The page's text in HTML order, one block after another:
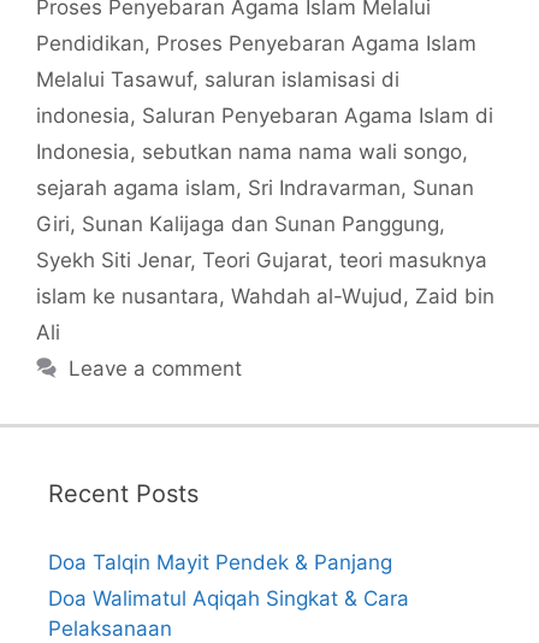
Proses Penyebaran Agama Islam Melalui
Pendidikan, Proses Penyebaran Agama Islam
Melalui Tasawuf, saluran islamisasi di
indonesia, Saluran Penyebaran Agama Islam di
Indonesia, sebutkan nama nama wali songo,
sejarah agama islam, Sri Indravarman, Sunan
Giri, Sunan Kalijaga dan Sunan Panggung,
Syekh Siti Jenar, Teori Gujarat, teori masuknya
islam ke nusantara, Wahdah al-Wujud , Zaid bin
Ali
Leave a comment
Recent Posts
Doa Talqin Mayit Pendek & Panjang
Doa Walimatul Aqiqah Singkat & Cara
Pelaksanaan